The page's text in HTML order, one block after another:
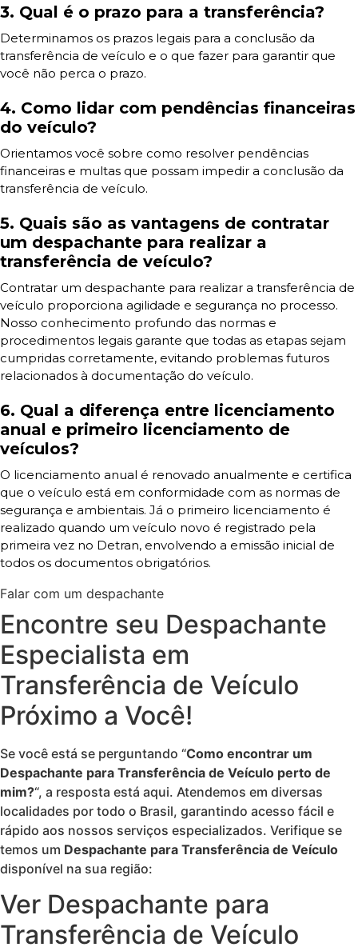
3. Qual é o prazo para a transferência?
Determinamos os prazos legais para a conclusão da
transferência de veículo e o que fazer para garantir que
você não perca o prazo.
4. Como lidar com pendências financeiras
do veículo?
Orientamos você sobre como resolver pendências
financeiras e multas que possam impedir a conclusão da
transferência de veículo.
5. Quais são as vantagens de contratar
um despachante para realizar a
transferência de veículo?
Contratar um despachante para realizar a transferência de
veículo proporciona agilidade e segurança no processo.
Nosso conhecimento profundo das normas e
procedimentos legais garante que todas as etapas sejam
cumpridas corretamente, evitando problemas futuros
relacionados à documentação do veículo.
6. Qual a diferença entre licenciamento
anual e primeiro licenciamento de
veículos?
O licenciamento anual é renovado anualmente e certifica
que o veículo está em conformidade com as normas de
segurança e ambientais. Já o primeiro licenciamento é
realizado quando um veículo novo é registrado pela
primeira vez no Detran, envolvendo a emissão inicial de
todos os documentos obrigatórios.
Falar com um despachante
Encontre seu Despachante
Especialista em
Transferência de Veículo
Próximo a Você!
Se você está se perguntando “Como encontrar um
Despachante para Transferência de Veículo perto de
mim?“, a resposta está aqui. Atendemos em diversas
localidades por todo o Brasil, garantindo acesso fácil e
rápido aos nossos serviços especializados. Verifique se
temos um Despachante para Transferência de Veículo
disponível na sua região:
Ver Despachante para
Transferência de Veículo